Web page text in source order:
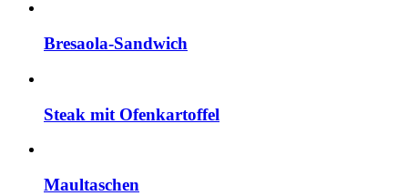
Bresaola-Sandwich
Steak mit Ofenkartoffel
Maultaschen